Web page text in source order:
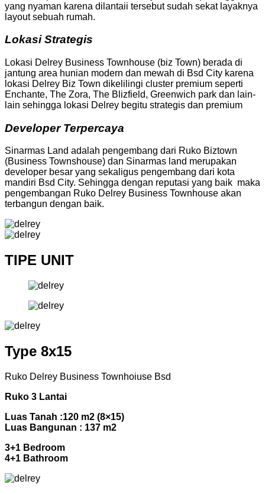
yang nyaman karena dilantaii tersebut sudah sekat layaknya
layout sebuah rumah.
Lokasi Strategis
Lokasi Delrey Business Townhouse (biz Town) berada di
jantung area hunian modern dan mewah di Bsd City karena
lokasi Delrey Biz Town dikelilingi cluster premium seperti
Enchante, The Zora, The Blizfield, Greenwich park dan lain-
lain sehingga lokasi Delrey begitu strategis dan premium
Developer Terpercaya
Sinarmas Land adalah pengembang dari Ruko Biztown
(Business Townshouse) dan Sinarmas land merupakan
developer besar yang sekaligus pengembang dari kota
mandiri Bsd City. Sehingga dengan reputasi yang baik maka
pengembangan Ruko Delrey Business Townhouse akan
terbangun dengan baik.
TIPE UNIT
Type 8x15
Ruko Delrey Business Townhoiuse Bsd
Ruko 3 Lantai
Luas Tanah :120 m2 (8×15)
Luas Bangunan : 137 m2
3+1 Bedroom
4+1 Bathroom